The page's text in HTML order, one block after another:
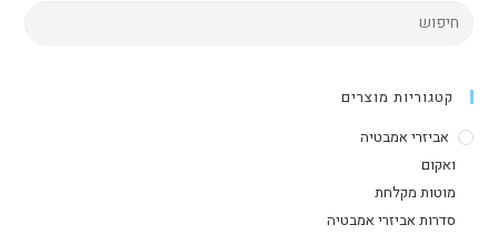
קטגוריות מוצרים
אביזרי אמבטיה
ואקום
מוטות מקלחת
סדרות אביזרי אמבטיה